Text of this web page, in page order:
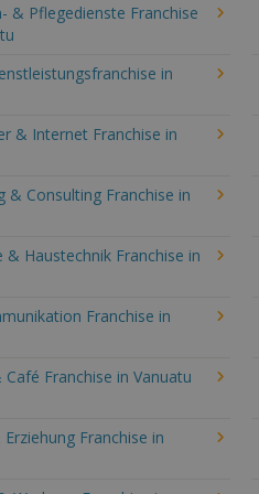
& Pflegedienste Franchise
in
& Internet Franchise in
& Consulting Franchise in
& Haustechnik Franchise in
Franchise in
Franchise in Vanuatu
Franchise in